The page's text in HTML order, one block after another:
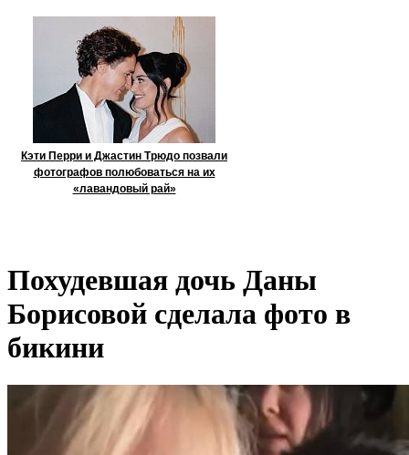
Кэти Перри и Джастин Трюдо позвали
фотографов полюбоваться на их
«лавандовый рай»
Похудевшая дочь Даны
Борисовой сделала фото в
бикини